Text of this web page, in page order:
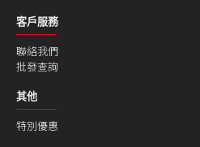
客戶服務
聯絡我們
批發查詢
其他
特別優惠